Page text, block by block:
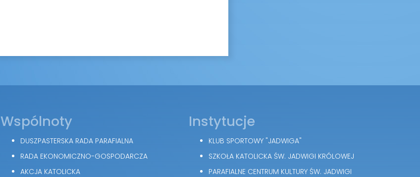
Wspólnoty
DUSZPASTERSKA RADA PARAFIALNA
RADA EKONOMICZNO-GOSPODARCZA
AKCJA KATOLICKA
Instytucje
KLUB SPORTOWY "JADWIGA"
SZKOŁA KATOLICKA ŚW. JADWIGI KRÓLOWEJ
PARAFIALNE CENTRUM KULTURY ŚW. JADWIGI